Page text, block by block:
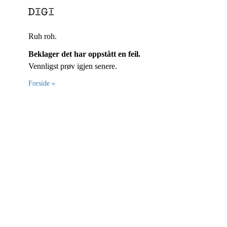
Ruh roh.
Beklager det har oppstått en feil.
Vennligst prøv igjen senere.
Forside »